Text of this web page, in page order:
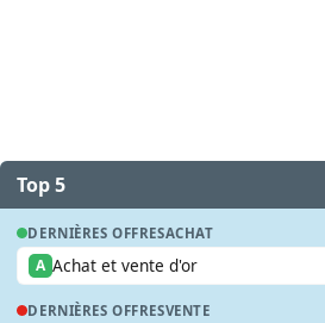
Top 5
DERNIÈRES OFFRESACHAT
A Achat et vente d'or
DERNIÈRES OFFRESVENTE